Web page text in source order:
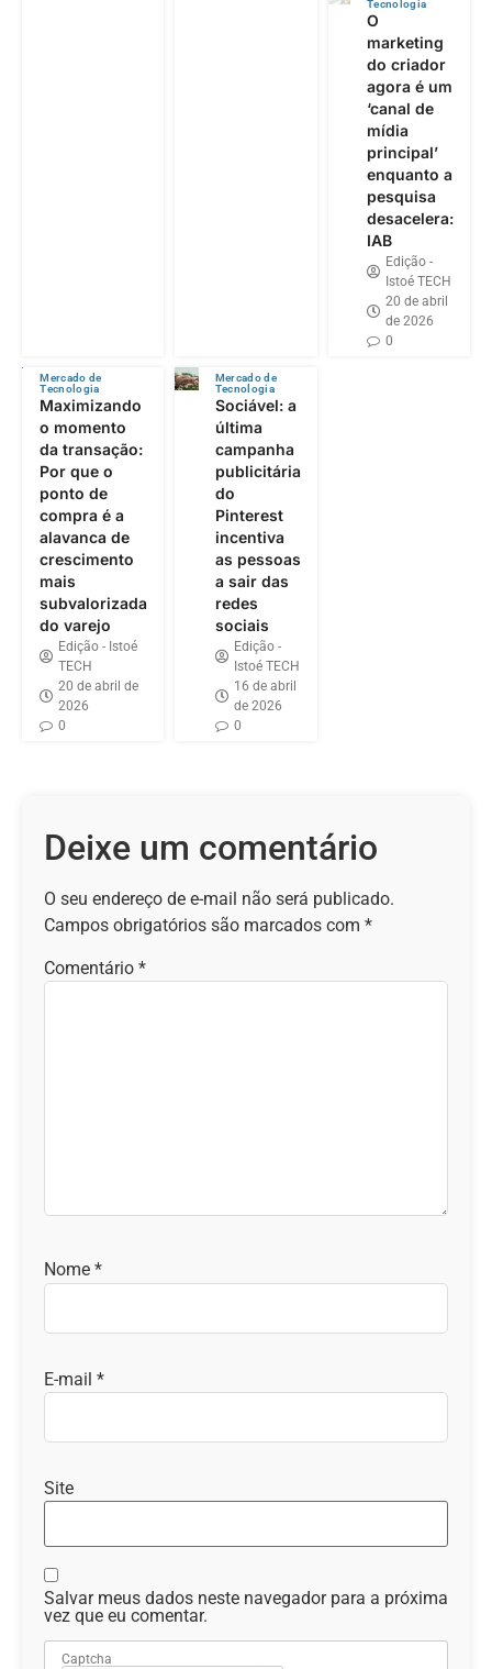
Tecnologia
O
marketing
do criador
agora é um
‘canal de
mídia
principal’
enquanto a
pesquisa
desacelera:
IAB
Edição -
Istoé TECH
20 de abril
de 2026
0
Mercado de
Tecnologia
Maximizando
o momento
da transação:
Por que o
ponto de
compra é a
alavanca de
crescimento
mais
subvalorizada
do varejo
Edição - Istoé
TECH
20 de abril de
2026
0
Mercado de
Tecnologia
Sociável: a
última
campanha
publicitária
do
Pinterest
incentiva
as pessoas
a sair das
redes
sociais
Edição -
Istoé TECH
16 de abril
de 2026
0
Deixe um comentário
O seu endereço de e-mail não será publicado.
Campos obrigatórios são marcados com *
Comentário *
Nome *
E-mail *
Site
Salvar meus dados neste navegador para a próxima
vez que eu comentar.
Captcha